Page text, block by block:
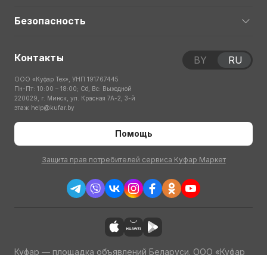
Безопасность
Контакты
ООО «Куфар Тех», УНП 191767445
Пн-Пт: 10:00 – 18:00; Сб, Вс: Выходной
220029, г. Минск, ул. Красная 7А-2, 3-й
этаж help@kufar.by
Помощь
Защита прав потребителей сервиса Куфар Маркет
BY RU
Куфар — площадка объявлений Беларуси. ООО «Куфар